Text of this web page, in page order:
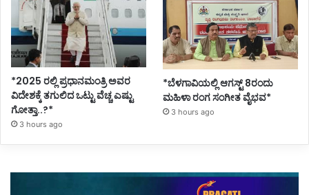
*2025 ರಲ್ಲಿ ಪ್ರಧಾನಮಂತ್ರಿ ಅವರ
ವಿದೇಶಕ್ಕೆ ತಗುಲಿದ ಒಟ್ಟು ವೆಚ್ಚ ಎಷ್ಟು
ಗೋತ್ತಾ..?*
3 hours ago
*ಬೆಳಗಾವಿಯಲ್ಲಿ ಆಗಸ್ಟ್ 8ರಂದು
ಮಹಿಳಾ ರಂಗ ಸಂಗೀತ ವೈಭವ*
3 hours ago